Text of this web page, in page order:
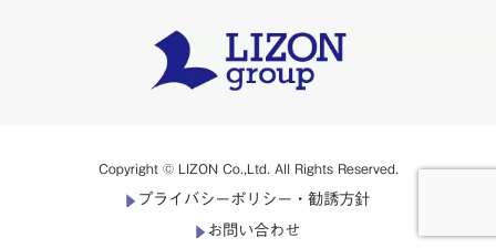
Copyright © LIZON Co.,Ltd. All Rights Reserved.
プライバシーポリシー・勧誘方針
お問い合わせ